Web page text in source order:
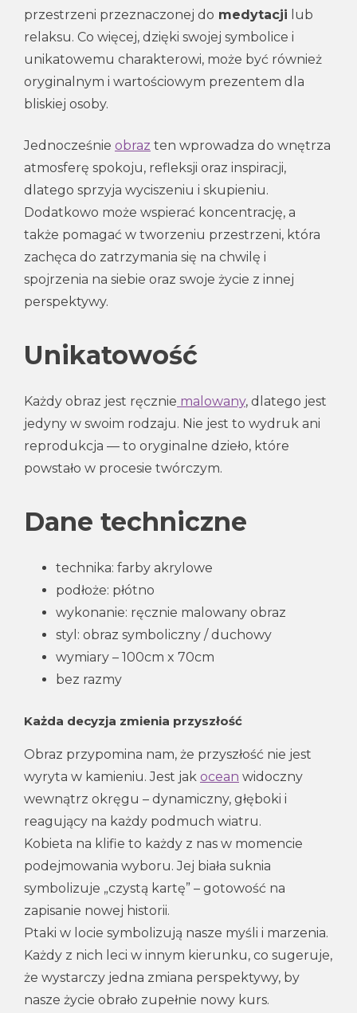
przestrzeni przeznaczonej do medytacji lub
relaksu. Co więcej, dzięki swojej symbolice i
unikatowemu charakterowi, może być również
oryginalnym i wartościowym prezentem dla
bliskiej osoby.
Jednocześnie obraz ten wprowadza do wnętrza
atmosferę spokoju, refleksji oraz inspiracji,
dlatego sprzyja wyciszeniu i skupieniu.
Dodatkowo może wspierać koncentrację, a
także pomagać w tworzeniu przestrzeni, która
zachęca do zatrzymania się na chwilę i
spojrzenia na siebie oraz swoje życie z innej
perspektywy.
Unikatowość
Każdy obraz jest ręcznie malowany, dlatego jest
jedyny w swoim rodzaju. Nie jest to wydruk ani
reprodukcja — to oryginalne dzieło, które
powstało w procesie twórczym.
Dane techniczne
technika: farby akrylowe
podłoże: płótno
wykonanie: ręcznie malowany obraz
styl: obraz symboliczny / duchowy
wymiary – 100cm x 70cm
bez razmy
Każda decyzja zmienia przyszłość
Obraz przypomina nam, że przyszłość nie jest
wyryta w kamieniu. Jest jak ocean widoczny
wewnątrz okręgu – dynamiczny, głęboki i
reagujący na każdy podmuch wiatru.
Kobieta na klifie to każdy z nas w momencie
podejmowania wyboru. Jej biała suknia
symbolizuje „czystą kartę” – gotowość na
zapisanie nowej historii.
Ptaki w locie symbolizują nasze myśli i marzenia.
Każdy z nich leci w innym kierunku, co sugeruje,
że wystarczy jedna zmiana perspektywy, by
nasze życie obrało zupełnie nowy kurs.